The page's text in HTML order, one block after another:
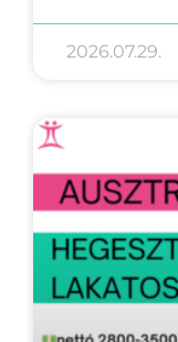
2026.07.29.